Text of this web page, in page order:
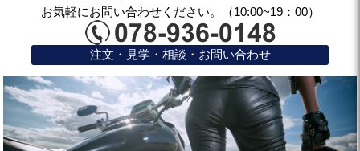
お気軽にお問い合わせください。（10:00~19：00）
注文・見学・相談・お問い合わせ